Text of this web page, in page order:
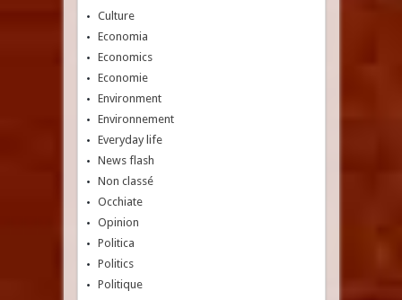
Culture
Economia
Economics
Economie
Environment
Environnement
Everyday life
News flash
Non classé
Occhiate
Opinion
Politica
Politics
Politique